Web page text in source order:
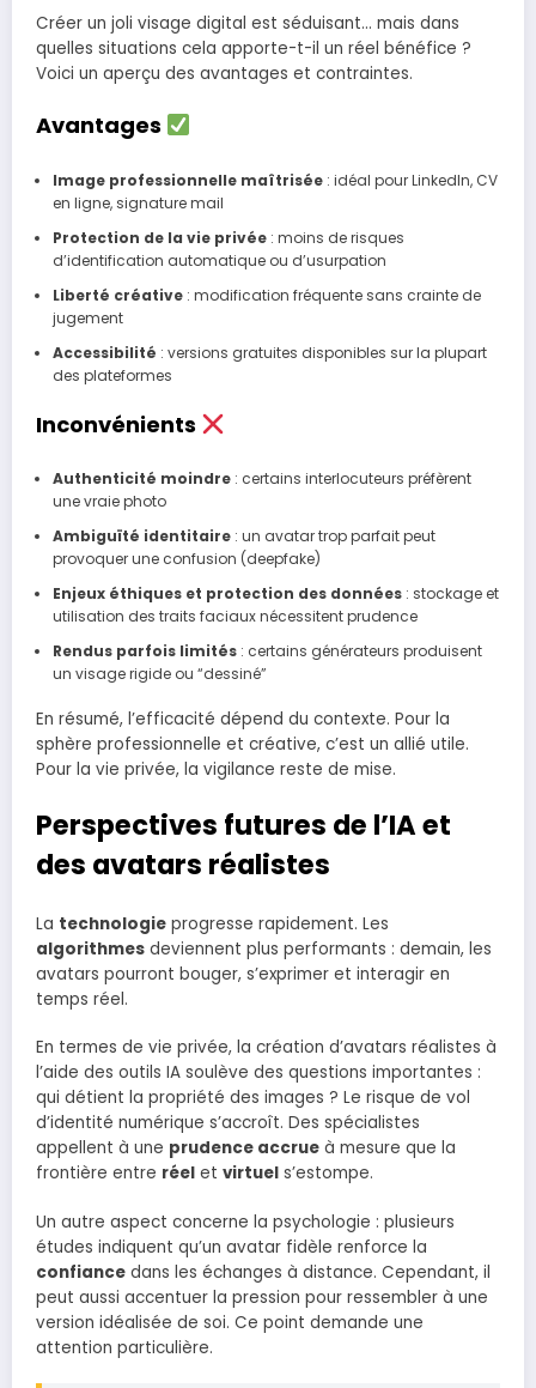
Créer un joli visage digital est séduisant… mais dans
quelles situations cela apporte-t-il un réel bénéfice ?
Voici un aperçu des avantages et contraintes.
Avantages
Image professionnelle maîtrisée: idéal pour LinkedIn, CV
en ligne, signature mail
Protection de la vie privée: moins de risques
d’identification automatique ou d’usurpation
Liberté créative: modification fréquente sans crainte de
jugement
Accessibilité : versions gratuites disponibles sur la plupart
des plateformes
Inconvénients
Authenticité moindre: certains interlocuteurs préfèrent
une vraie photo
Ambiguïté identitaire: un avatar trop parfait peut
provoquer une confusion (deepfake)
Enjeux éthiques et protection des données: stockage et
utilisation des traits faciaux nécessitent prudence
Rendus parfois limités: certains générateurs produisent
un visage rigide ou “dessiné”
En résumé, l’efficacité dépend du contexte. Pour la
sphère professionnelle et créative, c’est un allié utile.
Pour la vie privée, la vigilance reste de mise.
Perspectives futures de l’IA et
des avatars réalistes
La technologie progresse rapidement. Les
algorithmes deviennent plus performants : demain, les
avatars pourront bouger, s’exprimer et interagir en
temps réel.
En termes de vie privée, la création d’avatars réalistes à
l’aide des outils IA soulève des questions importantes :
qui détient la propriété des images ? Le risque de vol
d’identité numérique s’accroît. Des spécialistes
appellent à une prudence accrue à mesure que la
frontière entre réel et virtuel s’estompe.
Un autre aspect concerne la psychologie : plusieurs
études indiquent qu’un avatar fidèle renforce la
confiance dans les échanges à distance. Cependant, il
peut aussi accentuer la pression pour ressembler à une
version idéalisée de soi. Ce point demande une
attention particulière.